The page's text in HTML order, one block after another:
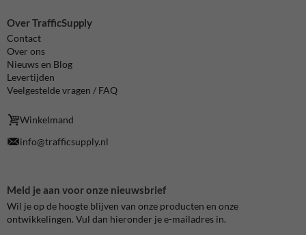
Over TrafficSupply
Contact
Over ons
Nieuws en Blog
Levertijden
Veelgestelde vragen / FAQ
Winkelmand
info@trafficsupply.nl
Meld je aan voor onze nieuwsbrief
Wil je op de hoogte blijven van onze producten en onze
ontwikkelingen. Vul dan hieronder je e-mailadres in.